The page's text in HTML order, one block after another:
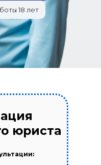
18 лет
юриста